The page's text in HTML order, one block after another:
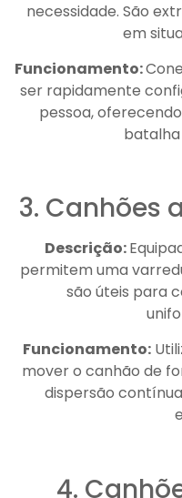
necessidade. São
em
Funcionamento:
ser rapidamente
pessoa,
3. Canhões
Descrição:
permitem uma
são úteis para
Funcionamento:
mover o canhão de
dispersão
4.